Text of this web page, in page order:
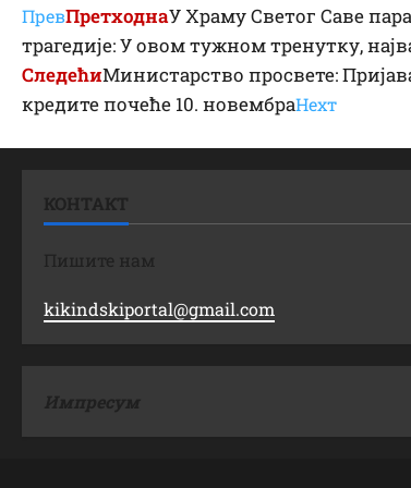
ПревПретходнаУ Храму Светог Саве
трагедије: У овом тужном тренутку,
СледећиМинистарство просвете:
кредите почеће 10. новембраНеxт
КОНТАКТ
Пишите нам
kikindskiportal@gmail.com
Импресум